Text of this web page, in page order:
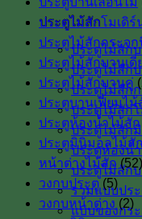
ประตูไม้สัก
ประตูไม้สักบ
ประตูไม้สัก
ประตูไม้สัก
ประตูไม้สัก
ประตูไม้สัก
ประตูห้องน้
ประตูไม้สัก
รวมแบบปร
แบบของกร
ประตูไม้สักโมเดิร์
ประตูไม้สักกระจ
ประตูไม้สักบานเดี่
ประตูไม้สักบานคู่
ประตูบานเฟี้ยมไม้
ประตูห้องน้ำไม้สัก
ประตูมินิมอลไม้สั
หน้าต่างไม้สัก (52)
วงกบประตู (5)
วงกบหน้าต่าง (2)